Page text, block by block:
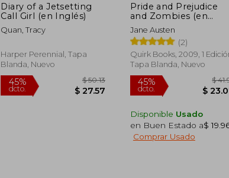
Diary of a Jetsetting
Call Girl (en Inglés)
Quan, Tracy
Harper Perennial, Tapa
Blanda, Nuevo
$ 50.13
$ 27.57
Pride and Prejudice
and Zombies (en
Inglés)
Jane Austen
(2)
Quirk Books, 2009, 1
Tapa Blanda, Nuevo
45%
dcto.
Disponible Usado
en Buen Estado a$
Comprar Usado